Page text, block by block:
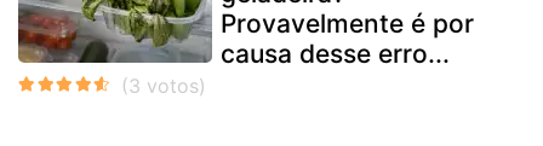
Provavelmente é por
causa desse erro...